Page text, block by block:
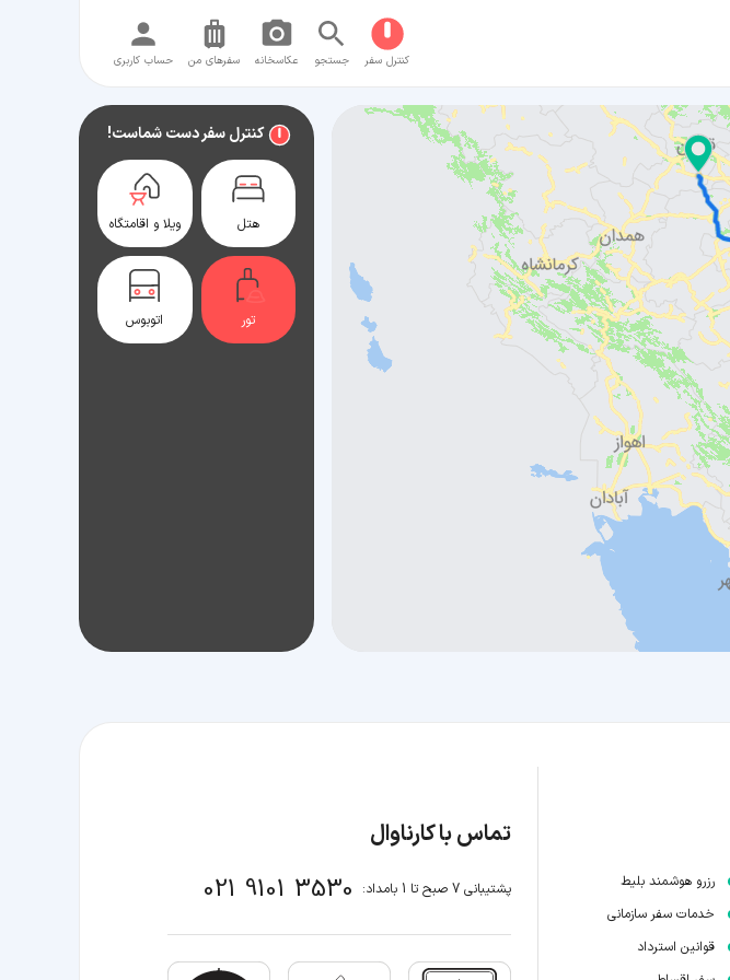
کنترل سفر جستجو عکاسخانه سفر‌های من حساب کاربری
کنترل سفر دست شماست!
هتل ویلا و اقامتگاه
تور اتوبوس
رزرو هوشمند بلیط
خدمات سفر سازمانی
قوانین استرداد
تماس با کارناوال
پشتیبانی 7 صبح تا 1 بامداد: 021 9101 3530